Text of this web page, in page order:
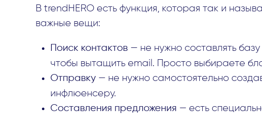
В trendHERO есть функция, которая так и
важные вещи:
Поиск контактов — не нужно составлять
чтобы вытащить email. Просто выбираете
Отправку — не нужно самостоятельно
инфлюенсеру.
Составления предложения — есть